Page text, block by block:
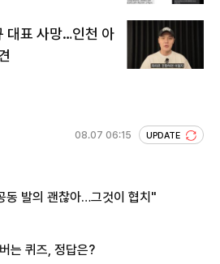
대표 사망…인천 아
08.07 06:15 UPDATE
동 발의 괜찮아…그것이 협치"
는 퀴즈, 정답은?